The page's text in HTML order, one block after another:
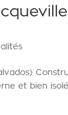
et bien